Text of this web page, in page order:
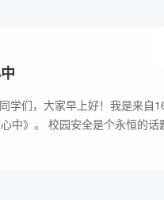
学们，大家早上好！我是来自
中》。 校园安全是个永恒的话